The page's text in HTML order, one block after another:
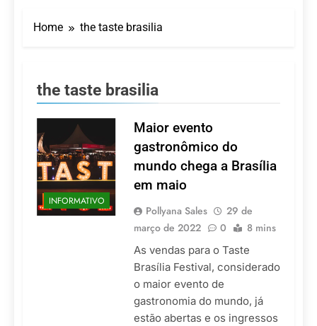
nos aeroportos da
7 De Agosto De 2026
de lazer e corporativo
7 De Agosto De 2026
Executivo com carreira
Balanger assume
comando do Wyndham
São Paulo Ibirapuera
5 De Agosto De 2026
LATAM anuncia 42
de operação do
Embraer 195-E2
5 De Agosto De 2026
Azul retoma voos
Alegre e Montevidéu
em dezembro
5 De Agosto De 2026
Home the taste brasilia
the taste brasilia
INFORMATIVO
Maior evento
gastronômico do
mundo chega a Brasília
em maio
Pollyana Sales
29 de
março de 2022
0 8 mins
As vendas para o Taste
Brasília Festival, considerado
o maior evento de
gastronomia do mundo, já
estão abertas e os ingressos